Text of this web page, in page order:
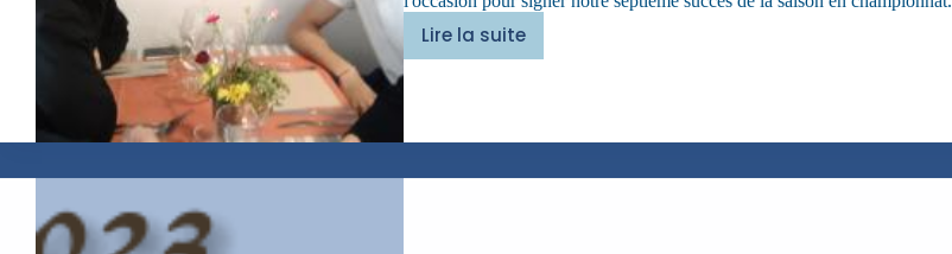
Lire la suite
Belle